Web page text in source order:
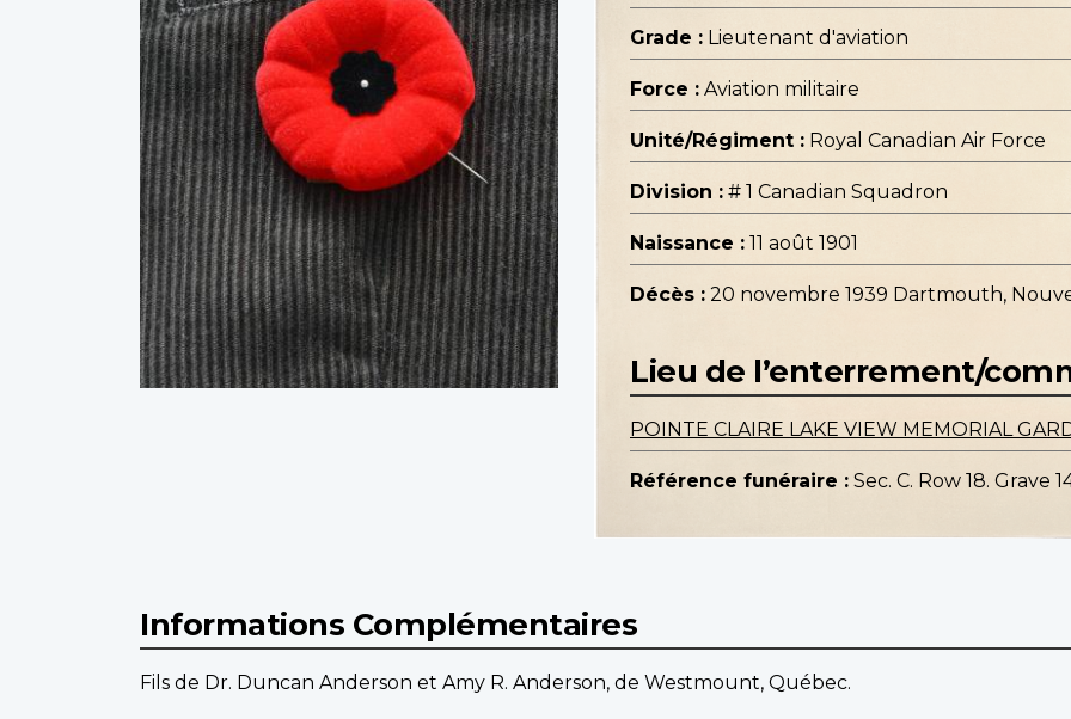
Grade : Lieutenant d'aviation
Force : Aviation militaire
Unité/Régiment : Royal Canadian Air Force
Division : # 1 Canadian Squadron
Naissance : 11 août 1901
Décès : 20 novembre 1939 Dartmouth,
Lieu de l’enterrement/
POINTE CLAIRE LAKE VIEW MEMORIAL
Référence funéraire : Sec. C. Row 18. Grave
Informations Complémentaires
Fils de Dr. Duncan Anderson et Amy R. Anderson, de Westmount, Québec.